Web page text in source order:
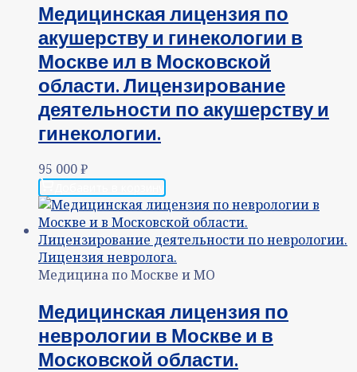
Медицинская лицензия по
акушерству и гинекологии в
Москве ил в Московской
области. Лицензирование
деятельности по акушерству и
гинекологии.
95 000₽
Медицина по Москве и МО
Медицинская лицензия по
неврологии в Москве и в
Московской области.